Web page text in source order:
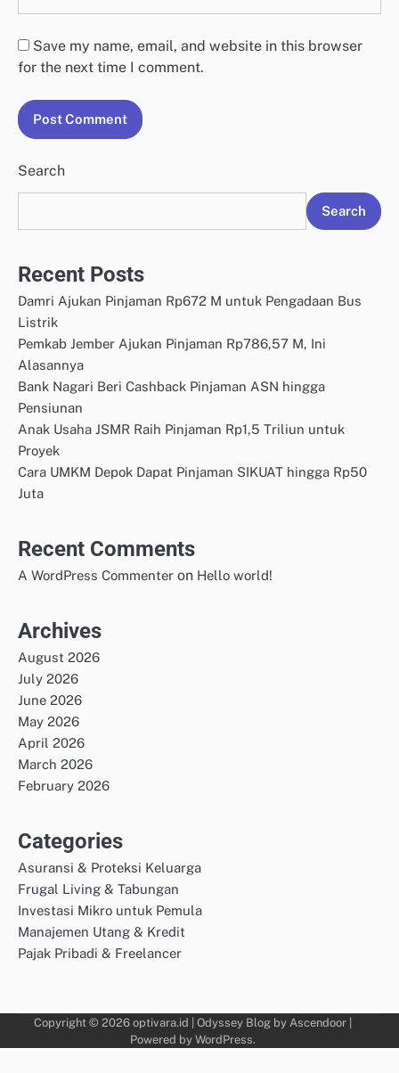
Save my name, email, and website in this browser
for the next time I comment.
Search
Search
Recent Posts
Damri Ajukan Pinjaman Rp672 M untuk Pengadaan Bus
Listrik
Pemkab Jember Ajukan Pinjaman Rp786,57 M, Ini
Alasannya
Bank Nagari Beri Cashback Pinjaman ASN hingga
Pensiunan
Anak Usaha JSMR Raih Pinjaman Rp1,5 Triliun untuk
Proyek
Cara UMKM Depok Dapat Pinjaman SIKUAT hingga Rp50
Juta
Recent Comments
A WordPress Commenter on Hello world!
Archives
August 2026
July 2026
June 2026
May 2026
April 2026
March 2026
February 2026
Categories
Asuransi & Proteksi Keluarga
Frugal Living & Tabungan
Investasi Mikro untuk Pemula
Manajemen Utang & Kredit
Pajak Pribadi & Freelancer
Copyright © 2026 optivara.id | Odyssey Blog by Ascendoor|
Powered by WordPress.